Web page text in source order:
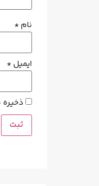
نام *
ایمیل *
ذخیره